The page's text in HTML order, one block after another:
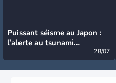
Puissant séisme au Japon :
l’alerte au tsunami
28/07